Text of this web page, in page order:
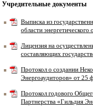
Учредительные документы
Выписка из
области энергетического
Лицензия на
составляющих
Протокол о создании
Энергоаудиторов» от 25
Протокол годового
Партнерства «Гильдия